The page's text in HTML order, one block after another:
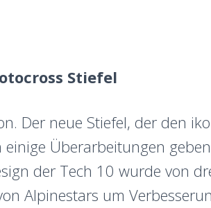
Stiefel
Der neue Stiefel, der den
Überarbeitungen
der Tech 10 wurde von
Alpinestars um